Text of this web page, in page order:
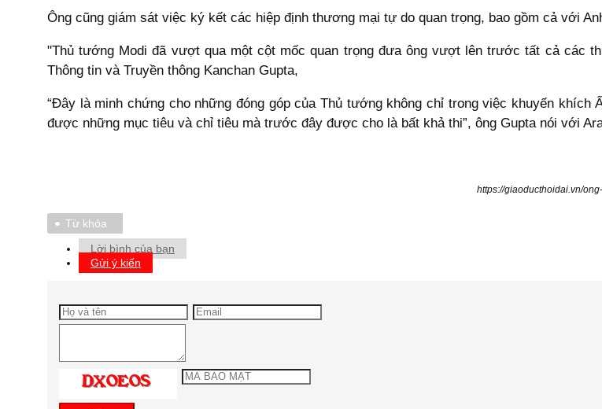
Ông cũng giám sát việc ký kết các hiệp định thương mại tự do quan trọng, bao gồm cả với
"Thủ tướng Modi đã vượt qua một cột mốc quan trọng đưa ông vượt lên trước tất cả các
Thông tin và Truyền thông Kanchan Gupta,
“Đây là minh chứng cho những đóng góp của Thủ tướng không chỉ trong việc khuyến
được những mục tiêu và chỉ tiêu mà trước đây được cho là bất khả thi”, ông Gupta nói với
https://giaoducthoidai.vn/
Từ khóa
Lời bình của bạn
Gửi ý kiến